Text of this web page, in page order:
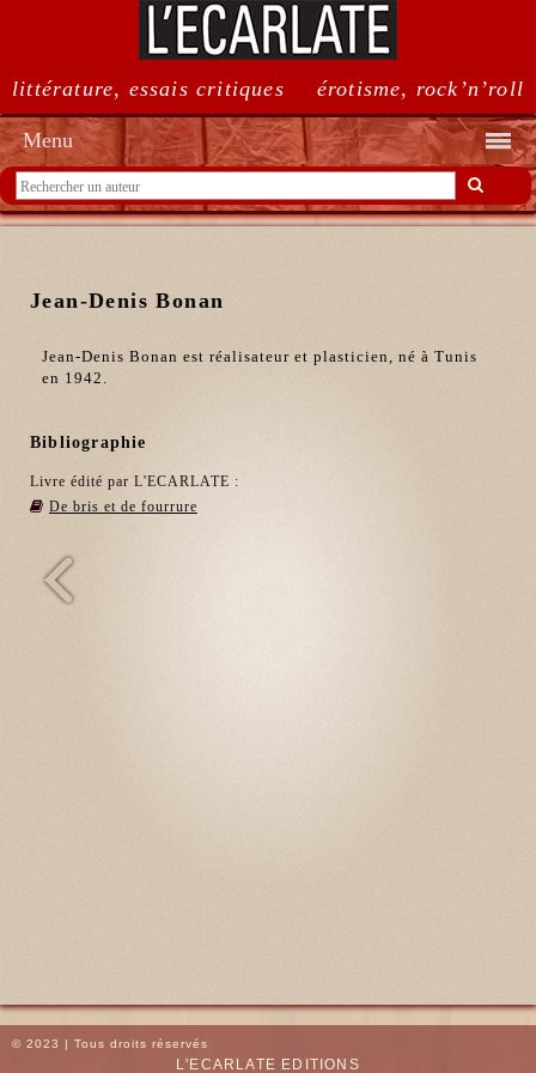
littérature, essais critiques érotisme, rock’n’roll
Menu
Jean-Denis Bonan
Jean-Denis Bonan est réalisateur et plasticien, né à Tunis
en 1942.
Bibliographie
Livre édité par L'ECARLATE :
De bris et de fourrure
© 2023 | Tous droits réservés
L'ECARLATE EDITIONS